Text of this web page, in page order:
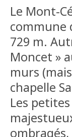
Le Mont-
commune
729 m.
Moncet »
murs
chapelle
Les